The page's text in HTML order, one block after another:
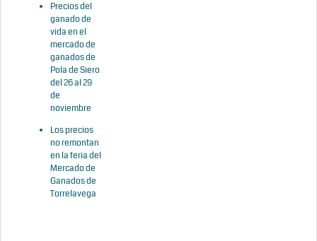
Precios del
ganado de
vida en el
mercado de
ganados de
Pola de Siero
del 26 al 29
de
noviembre
Los precios
no remontan
en la feria del
Mercado de
Ganados de
Torrelavega